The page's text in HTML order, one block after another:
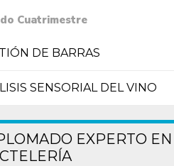
Cuatrimestre
DE BARRAS
SENSORIAL DEL VINO
EXPERTO